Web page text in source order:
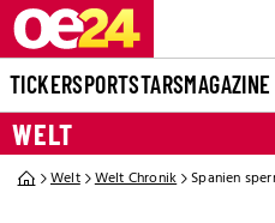
TICKERSPORTSTARSMAGAZINE
WELT
Welt Welt Chronik Spanien